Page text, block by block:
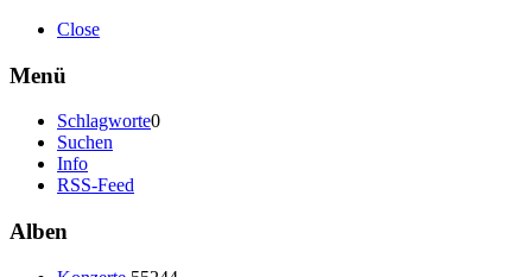
Close
Menü
Schlagworte0
Suchen
Info
RSS-Feed
Alben